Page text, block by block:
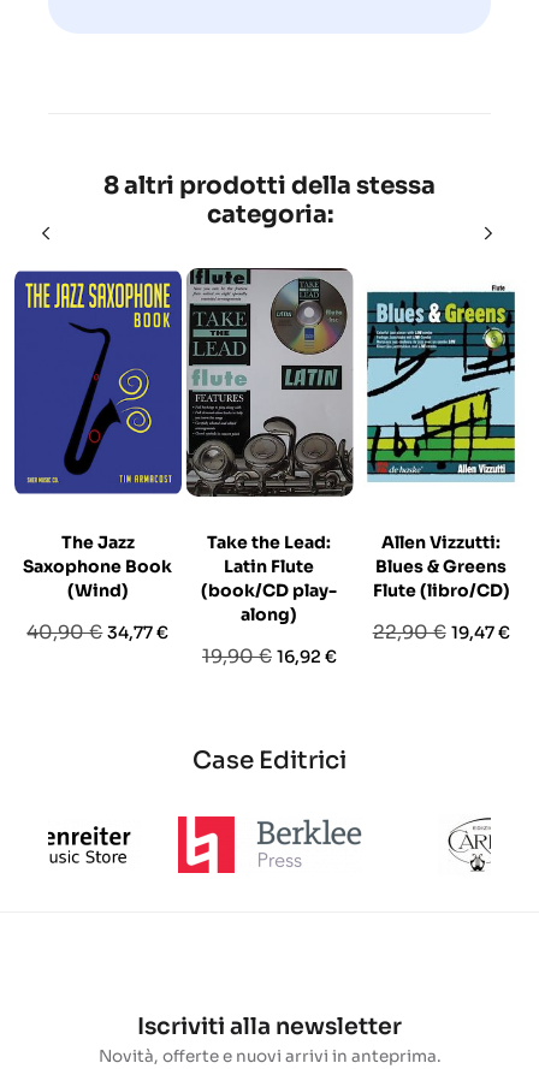
8 altri prodotti della stessa
categoria:
The Jazz
Saxophone Book
(Wind)
Prezzo
40,90 €Prezzo
34,77 €
Take the Lead:
Latin Flute
(book/CD play-
along)
Prezzo
19,90 € Prezzo
16,92 €
Allen Vizzutti:
Blues & Greens
Flute (libro/CD)
Prezzo
22,90 € Prezzo
19,47 €
Case Editrici
Iscriviti alla newsletter
Novità, offerte e nuovi arrivi in anteprima.